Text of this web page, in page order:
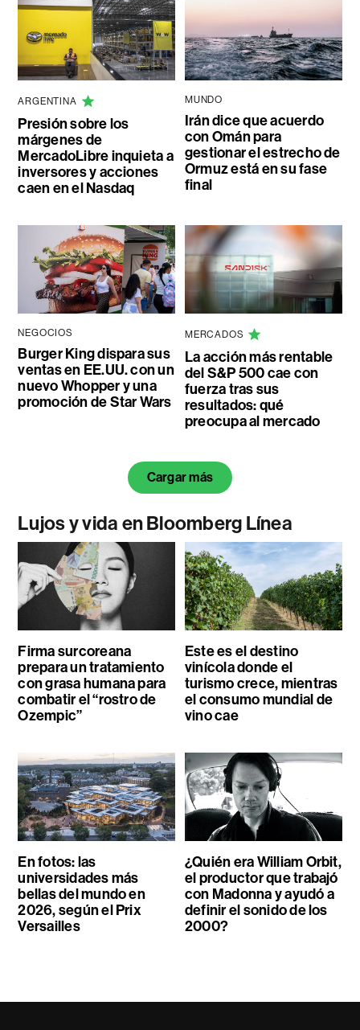
ARGENTINA
Presión sobre los
márgenes de
MercadoLibre inquieta a
inversores y acciones
caen en el Nasdaq
MUNDO
Irán dice que acuerdo
con Omán para
gestionar el estrecho de
Ormuz está en su fase
final
NEGOCIOS
Burger King dispara sus
ventas en EE.UU. con un
nuevo Whopper y una
promoción de Star Wars
MERCADOS
La acción más rentable
del S&P 500 cae con
fuerza tras sus
resultados: qué
preocupa al mercado
Cargar más
Lujos y vida en Bloomberg Línea
Firma surcoreana
prepara un tratamiento
con grasa humana para
combatir el “rostro de
Ozempic”
Este es el destino
vinícola donde el
turismo crece, mientras
el consumo mundial de
vino cae
En fotos: las
universidades más
bellas del mundo en
2026, según el Prix
Versailles
¿Quién era William Orbit,
el productor que trabajó
con Madonna y ayudó a
definir el sonido de los
2000?